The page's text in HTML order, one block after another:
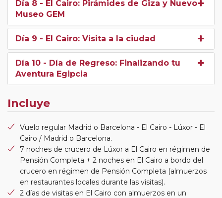
Día 8 - El Cairo: Pirámides de Giza y Nuevo
Museo GEM
Día 9 - El Cairo: Visita a la ciudad
Día 10 - Día de Regreso: Finalizando tu
Aventura Egipcia
Incluye
Vuelo regular Madrid o Barcelona - El Cairo - Lúxor - El
Cairo / Madrid o Barcelona.
7 noches de crucero de Lúxor a El Cairo en régimen de
Pensión Completa + 2 noches en El Cairo a bordo del
crucero en régimen de Pensión Completa (almuerzos
en restaurantes locales durante las visitas).
2 días de visitas en El Cairo con almuerzos en un